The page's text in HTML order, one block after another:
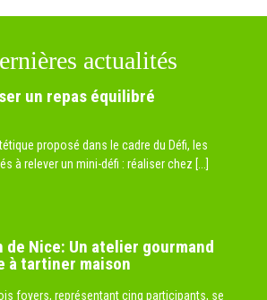
actualités
un repas équilibré
proposé dans le cadre du Défi, les
à relever un mini-défi : réaliser chez [...]
de Nice: Un atelier gourmand
à tartiner maison
foyers, représentant cinq participants, se